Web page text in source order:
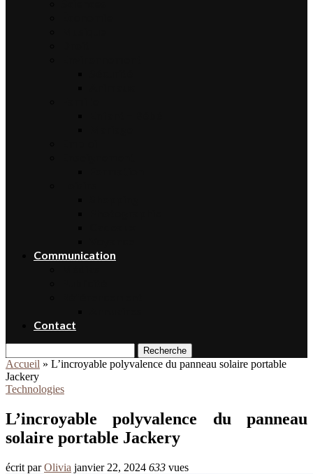
Communication
Contact
Recherche
Accueil » L’incroyable polyvalence du panneau solaire portable
Jackery
Technologies
L’incroyable polyvalence du panneau
solaire portable Jackery
écrit parOlivia janvier 22, 2024 633 vues